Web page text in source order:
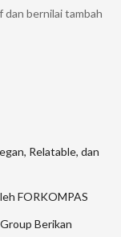
bernilai tambah
Relatable, dan
FORKOMPAS
Berikan